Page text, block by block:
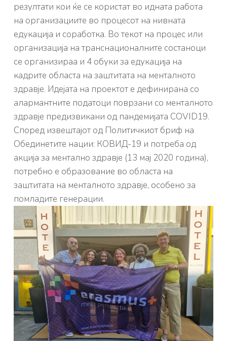
резултати кои ќе се користат во идната работа
на организациите во процесот на нивната
едукација и соработка. Во текот на процес или
организација на транснационалните состаноци
се организираа и 4 обуки за едукација на
кадрите областа на заштитата на менталното
здравје. Идејата на проектот е дефинирана со
алармантните податоци поврзани со менталното
здравје предизвикани од пандемијата COVID19.
Според извештајот од Политичкиот бриф на
Обединетите нации: КОВИД-19 и потреба од
акција за ментално здравје (13 мај 2020 година),
потребно е образование во областа на
заштитата на менталното здравје, особено за
помладите генерации.